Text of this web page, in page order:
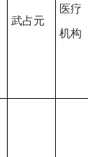
武占元
医疗
机构